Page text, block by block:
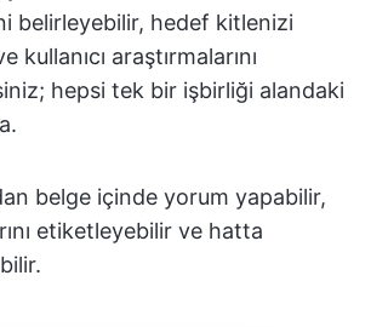
belirleyebilir, hedef kitlenizi
kullanıcı araştırmalarını
hepsi tek bir işbirliği alandaki
belge içinde yorum yapabilir,
etiketleyebilir ve hatta